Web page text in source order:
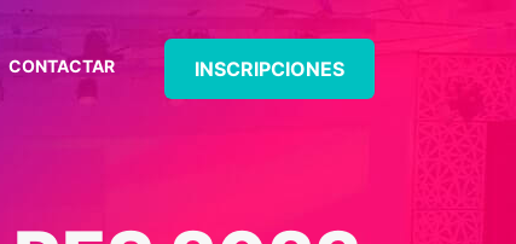
CONTACTAR INSCRIPCIONES